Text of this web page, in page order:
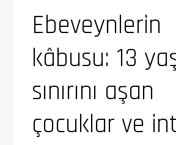
Ebeveynlerin
kâbusu: 13
sınırını aşan
çocuklar ve